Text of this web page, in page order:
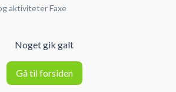
aktiviteterFaxe
Noget gik galt
Gå til forsiden